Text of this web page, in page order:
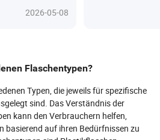
und
die Nachfrage
steigt,
Materialien
in einem
macht. Der
in
digitale
2026-05-08
und erfüllen die
Gewürzen.
wetteifern,
Merkmale,
und digitale
integrieren,
Flaschentypen?
Typen, die jeweils für spezifische
sind. Das Verständnis der
kann den Verbrauchern helfen,
basierend auf ihren Bedürfnissen zu